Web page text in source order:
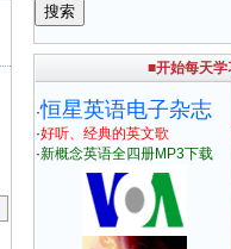
■开始每天学
·恒星英语电子杂志
·好听、经典的英文歌
·新概念英语全四册MP3下载